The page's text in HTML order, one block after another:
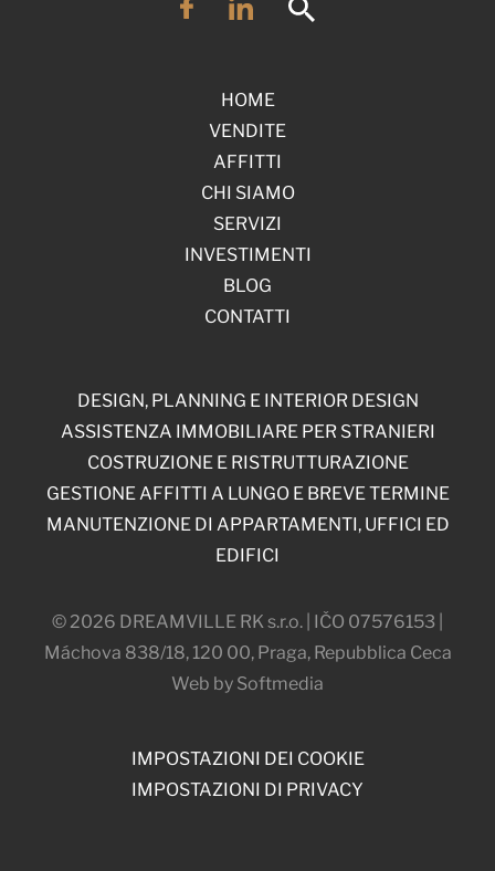
HOME
VENDITE
AFFITTI
CHI SIAMO
SERVIZI
INVESTIMENTI
BLOG
CONTATTI
© 2026 DREAMVILLE RK s.r.o. | IČO 07576153 |
Máchova 838/18, 120 00, Praga, Repubblica Ceca
Web by Softmedia
IMPOSTAZIONI DEI COOKIE
IMPOSTAZIONI DI PRIVACY
DESIGN, PLANNING E INTERIOR DESIGN
ASSISTENZA IMMOBILIARE PER STRANIERI
COSTRUZIONE E RISTRUTTURAZIONE
GESTIONE AFFITTI A LUNGO E BREVE TERMINE
MANUTENZIONE DI APPARTAMENTI, UFFICI ED
EDIFICI